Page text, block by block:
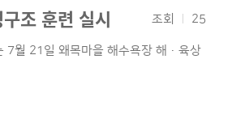
조 훈련 실시
7월 21일 왜목마을 해수욕장 해·육상
조회 25